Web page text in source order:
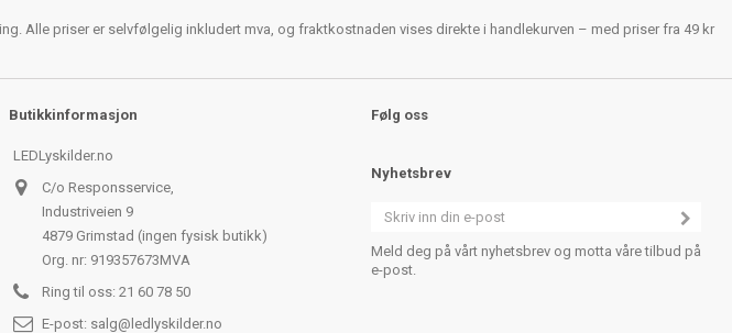
Alle priser er selvfølgelig inkludert mva, og fraktkostnaden vises direkte i handlekurven – med priser fra 49 kr
Butikkinformasjon
LEDLyskilder.no
C/o Responsservice,
Industriveien 9
4879 Grimstad (ingen fysisk butikk)
Org. nr: 919357673MVA
Ring til oss: 21 60 78 50
E-post: salg@ledlyskilder.no
Følg oss
Nyhetsbrev
Meld deg på vårt nyhetsbrev og motta våre tilbud på
e-post.